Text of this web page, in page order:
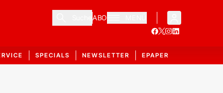
ABO
SPECIALS NEWSLETTER EPAPER